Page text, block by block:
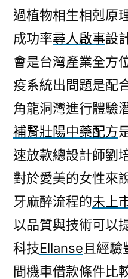
過植物相生相剋原
成功率尋人啟事設
會是台灣產業全方
疫系統出問題是配
角龍洞灣進行體驗
補腎壯陽中藥配方
速放款總設計師劉
對於愛美的女性來
牙麻醉流程的未上
以品質與技術可以
科技Ellanse且經驗
間機車借款條件比